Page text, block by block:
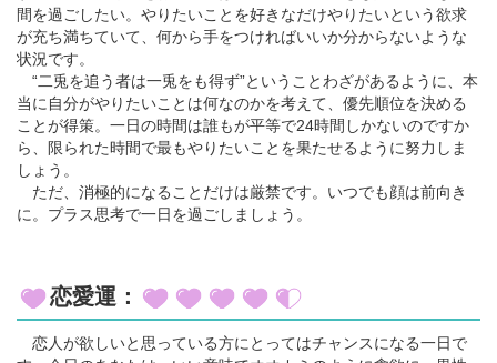
間を過ごしたい。やりたいことを好きなだけやりたいという欲求
が充ち満ちていて、何から手をつければいいか分からないような
状況です。
“二兎を追う者は一兎をも得ず”ということわざがあるように、本
当に自分がやりたいことは何なのかを考えて、優先順位を決める
ことが得策。一日の時間は誰もが平等で24時間しかないのですか
ら、限られた時間で最もやりたいことを果たせるように努力しま
しょう。
ただ、消極的になることだけは厳禁です。いつでも顔は前向き
に。プラス思考で一日を過ごしましょう。
恋愛運：
恋人が欲しいと思っている方にとってはチャンスになる一日で